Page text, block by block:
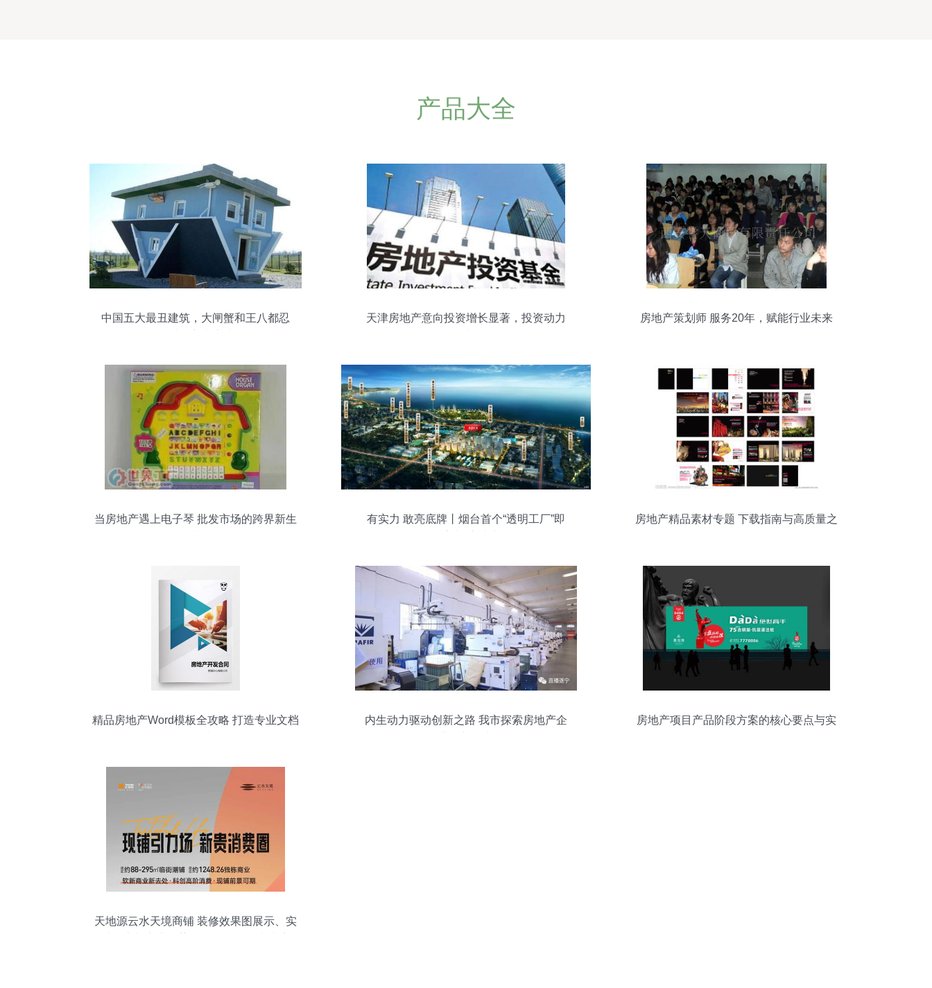
产品大全
中国五大最丑建筑，大闸蟹和王八都忍
天津房地产意向投资增长显著，投资动力
房地产策划师 服务20年，赋能行业未来
当房地产遇上电子琴 批发市场的跨界新生
有实力 敢亮底牌丨烟台首个“透明工厂”即
房地产精品素材专题 下载指南与高质量之
精品房地产Word模板全攻略 打造专业文档
内生动力驱动创新之路 我市探索房地产企
房地产项目产品阶段方案的核心要点与实
天地源云水天境商铺 装修效果图展示、实